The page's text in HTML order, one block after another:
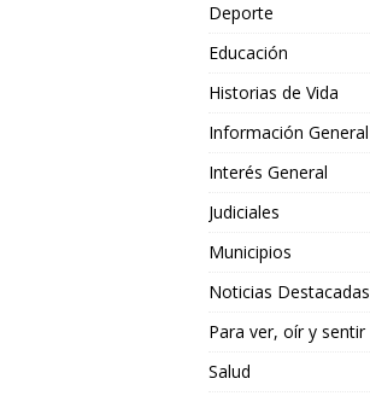
Deporte
Educación
Historias de Vida
Información General
Interés General
Judiciales
Municipios
Noticias Destacadas
Para ver, oír y sentir
Salud